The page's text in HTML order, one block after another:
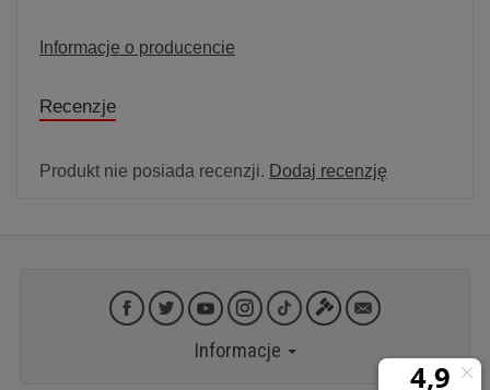
Informacje o producencie
Recenzje
Produkt nie posiada recenzji. Dodaj recenzję
Informacje